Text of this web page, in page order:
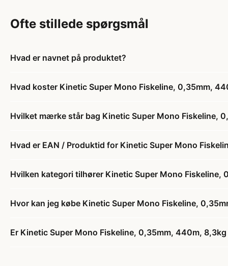
Ofte stillede spørgsmål
Hvad er navnet på produktet?
Hvad koster Kinetic Super Mono Fiskeline, 0,35mm,
Hvilket mærke står bag Kinetic Super Mono Fiskeline,
Hvad er EAN / Produktid for Kinetic Super Mono
Hvilken kategori tilhører Kinetic Super Mono Fiskeline,
Hvor kan jeg købe Kinetic Super Mono Fiskeline,
Er Kinetic Super Mono Fiskeline, 0,35mm, 440m,